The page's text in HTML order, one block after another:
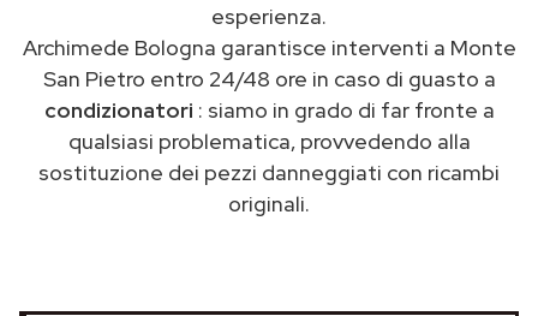
esperienza.
Archimede Bologna garantisce interventi a Monte
San Pietro entro 24/48 ore in caso di guasto a
condizionatori : siamo in grado di far fronte a
qualsiasi problematica, provvedendo alla
sostituzione dei pezzi danneggiati con ricambi
originali.